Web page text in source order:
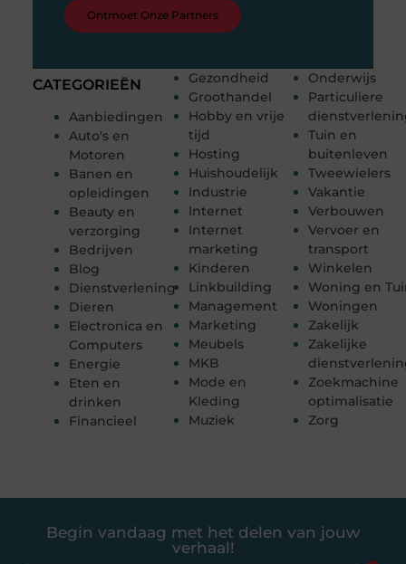
CATEGORIEËN
Aanbiedingen
Auto's en
Motoren
Banen en
opleidingen
Beauty en
verzorging
Bedrijven
Blog
Dienstverlening
Dieren
Electronica en
Computers
Energie
Eten en
drinken
Financieel
Gezondheid
Groothandel
Hobby en vrije
tijd
Hosting
Huishoudelijk
Industrie
Internet
Internet
marketing
Kinderen
Linkbuilding
Management
Marketing
Meubels
MKB
Mode en
Kleding
Muziek
Onderwijs
Particuliere
Tuin en
buitenleven
Tweewielers
Vakantie
Verbouwen
Vervoer en
transport
Winkelen
Woning en
Woningen
Zakelijk
Zakelijke
Zoekmachine
optimalisatie
Zorg
Ontmoet Onze Partners
Begin vandaag met het delen van jouw
verhaal!